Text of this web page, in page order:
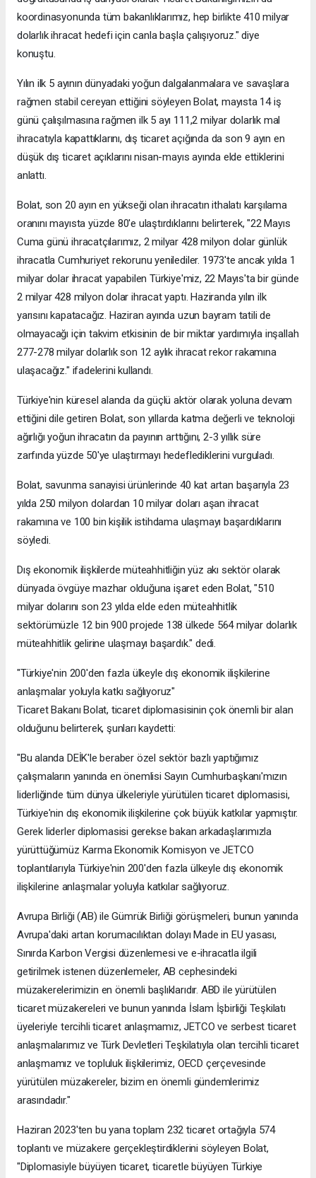
koordinasyonunda tüm bakanlıklarımız, hep birlikte 410 milyar
dolarlık ihracat hedefi için canla başla çalışıyoruz." diye
konuştu.
Yılın ilk 5 ayının dünyadaki yoğun dalgalanmalara ve savaşlara
rağmen stabil cereyan ettiğini söyleyen Bolat, mayısta 14 iş
günü çalışılmasına rağmen ilk 5 ayı 111,2 milyar dolarlık mal
ihracatıyla kapattıklarını, dış ticaret açığında da son 9 ayın en
düşük dış ticaret açıklarını nisan-mayıs ayında elde ettiklerini
anlattı.
Bolat, son 20 ayın en yükseği olan ihracatın ithalatı karşılama
oranını mayısta yüzde 80'e ulaştırdıklarını belirterek, "22 Mayıs
Cuma günü ihracatçılarımız, 2 milyar 428 milyon dolar günlük
ihracatla Cumhuriyet rekorunu yenilediler. 1973'te ancak yılda 1
milyar dolar ihracat yapabilen Türkiye'miz, 22 Mayıs'ta bir günde
2 milyar 428 milyon dolar ihracat yaptı. Haziranda yılın ilk
yarısını kapatacağız. Haziran ayında uzun bayram tatili de
olmayacağı için takvim etkisinin de bir miktar yardımıyla inşallah
277-278 milyar dolarlık son 12 aylık ihracat rekor rakamına
ulaşacağız." ifadelerini kullandı.
Türkiye'nin küresel alanda da güçlü aktör olarak yoluna devam
ettiğini dile getiren Bolat, son yıllarda katma değerli ve teknoloji
ağırlığı yoğun ihracatın da payının arttığını, 2-3 yıllık süre
zarfında yüzde 50'ye ulaştırmayı hedeflediklerini vurguladı.
Bolat, savunma sanayisi ürünlerinde 40 kat artan başarıyla 23
yılda 250 milyon dolardan 10 milyar doları aşan ihracat
rakamına ve 100 bin kişilik istihdama ulaşmayı başardıklarını
söyledi.
Dış ekonomik ilişkilerde müteahhitliğin yüz akı sektör olarak
dünyada övgüye mazhar olduğuna işaret eden Bolat, "510
milyar dolarını son 23 yılda elde eden müteahhitlik
sektörümüzle 12 bin 900 projede 138 ülkede 564 milyar dolarlık
müteahhitlik gelirine ulaşmayı başardık." dedi.
"Türkiye'nin 200'den fazla ülkeyle dış ekonomik ilişkilerine
anlaşmalar yoluyla katkı sağlıyoruz"
Ticaret Bakanı Bolat, ticaret diplomasisinin çok önemli bir alan
olduğunu belirterek, şunları kaydetti:
"Bu alanda DEİK'le beraber özel sektör bazlı yaptığımız
çalışmaların yanında en önemlisi Sayın Cumhurbaşkanı'mızın
liderliğinde tüm dünya ülkeleriyle yürütülen ticaret diplomasisi,
Türkiye'nin dış ekonomik ilişkilerine çok büyük katkılar yapmıştır.
Gerek liderler diplomasisi gerekse bakan arkadaşlarımızla
yürüttüğümüz Karma Ekonomik Komisyon ve JETCO
toplantılarıyla Türkiye'nin 200'den fazla ülkeyle dış ekonomik
ilişkilerine anlaşmalar yoluyla katkılar sağlıyoruz.
Avrupa Birliği (AB) ile Gümrük Birliği görüşmeleri, bunun yanında
Avrupa'daki artan korumacılıktan dolayı Made in EU yasası,
Sınırda Karbon Vergisi düzenlemesi ve e-ihracatla ilgili
getirilmek istenen düzenlemeler, AB cephesindeki
müzakerelerimizin en önemli başlıklarıdır. ABD ile yürütülen
ticaret müzakereleri ve bunun yanında İslam İşbirliği Teşkilatı
üyeleriyle tercihli ticaret anlaşmamız, JETCO ve serbest ticaret
anlaşmalarımız ve Türk Devletleri Teşkilatıyla olan tercihli ticaret
anlaşmamız ve topluluk ilişkilerimiz, OECD çerçevesinde
yürütülen müzakereler, bizim en önemli gündemlerimiz
arasındadır."
Haziran 2023'ten bu yana toplam 232 ticaret ortağıyla 574
toplantı ve müzakere gerçekleştirdiklerini söyleyen Bolat,
"Diplomasiyle büyüyen ticaret, ticaretle büyüyen Türkiye